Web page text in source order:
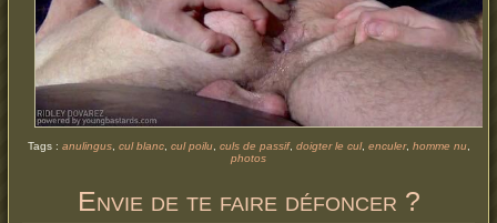
Tags : anulingus, cul blanc, cul poilu, culs de passif, doigter le cul, enculer, homme nu,
photos
Envie de te faire défoncer ?